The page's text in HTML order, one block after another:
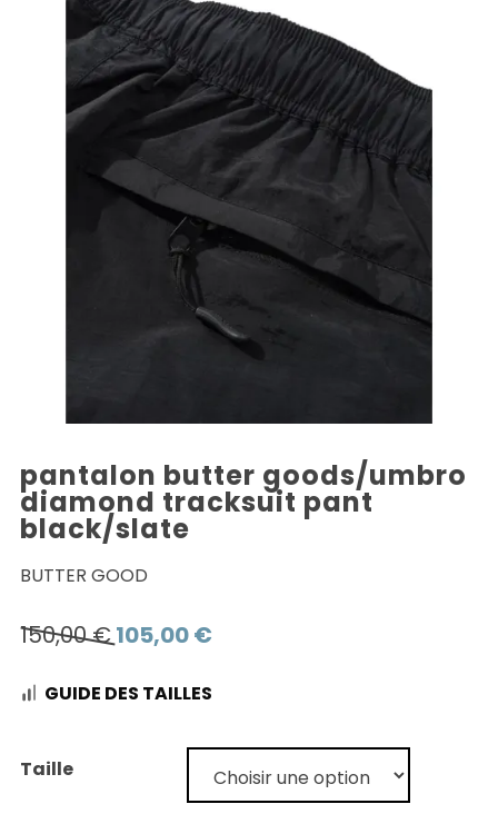
pantalon butter goods/umbro
diamond tracksuit pant
black/slate
BUTTER GOOD
150,00€ Le
initial
105,00€Le
actuel
GUIDE DES TAILLES
Taille